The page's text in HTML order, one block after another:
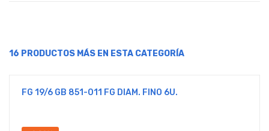
16 PRODUCTOS MÁS EN ESTA CATEGORÍA
FG 19/6 GB 851-011 FG DIAM. FINO 6U.